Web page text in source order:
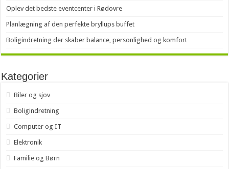
Oplev det bedste eventcenter i Rødovre
Planlægning af den perfekte bryllups buffet
Boligindretning der skaber balance, personlighed og komfort
Kategorier
Biler og sjov
Boligindretning
Computer og IT
Elektronik
Familie og Børn